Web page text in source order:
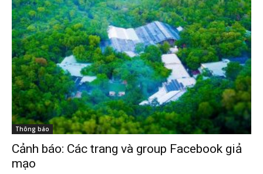
Thông báo
Cảnh báo: Các trang và group Facebook giả
mạo